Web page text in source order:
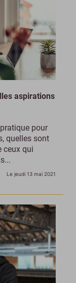
aspirations
pour
quelles sont
ceux qui
Le jeudi 13 mai 2021